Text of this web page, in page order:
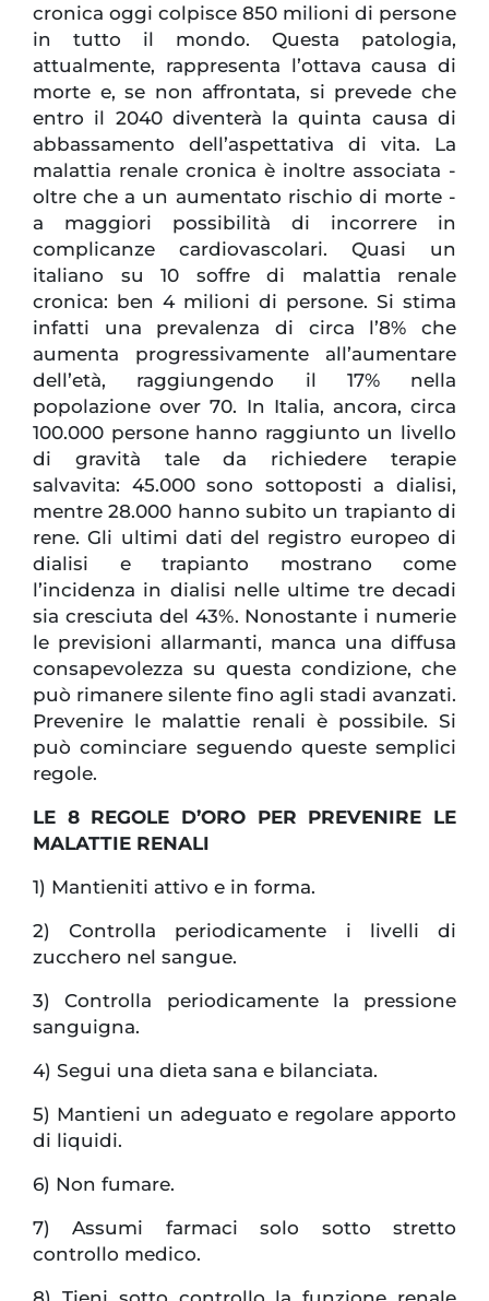
cronica oggi colpisce 850 milioni di persone
in tutto il mondo. Questa patologia,
attualmente, rappresenta l’ottava causa di
morte e, se non affrontata, si prevede che
entro il 2040 diventerà la quinta causa di
abbassamento dell’aspettativa di vita. La
malattia renale cronica è inoltre associata -
oltre che a un aumentato rischio di morte -
a maggiori possibilità di incorrere in
complicanze cardiovascolari. Quasi un
italiano su 10 soffre di malattia renale
cronica: ben 4 milioni di persone. Si stima
infatti una prevalenza di circa l’8% che
aumenta progressivamente all’aumentare
dell’età, raggiungendo il 17% nella
popolazione over 70. In Italia, ancora, circa
100.000 persone hanno raggiunto un livello
di gravità tale da richiedere terapie
salvavita: 45.000 sono sottoposti a dialisi,
mentre 28.000 hanno subito un trapianto di
rene. Gli ultimi dati del registro europeo di
dialisi e trapianto mostrano come
l’incidenza in dialisi nelle ultime tre decadi
sia cresciuta del 43%. Nonostante i numerie
le previsioni allarmanti, manca una diffusa
consapevolezza su questa condizione, che
può rimanere silente fino agli stadi avanzati.
Prevenire le malattie renali è possibile. Si
può cominciare seguendo queste semplici
regole.
LE 8 REGOLE D’ORO PER PREVENIRE LE
MALATTIE RENALI
1) Mantieniti attivo e in forma.
2) Controlla periodicamente i livelli di
zucchero nel sangue.
3) Controlla periodicamente la pressione
sanguigna.
4) Segui una dieta sana e bilanciata.
5) Mantieni un adeguato e regolare apporto
di liquidi.
6) Non fumare.
7) Assumi farmaci solo sotto stretto
controllo medico.